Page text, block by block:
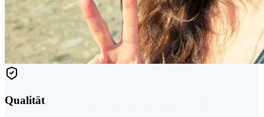
Qualität